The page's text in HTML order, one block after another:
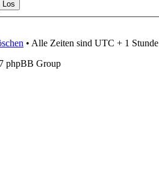
• Alle Zeiten sind UTC + 1 Stunde
phpBB Group